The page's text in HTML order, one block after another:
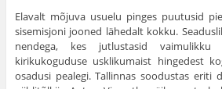
Elavalt mõjuva usuelu pinges puutusid
sisemisjoni jooned lähedalt kokku.
nendega, kes jutlustasid
kirikukoguduse usklikumaist hingedest
osadusi pealegi. Tallinnas soodustas eriti